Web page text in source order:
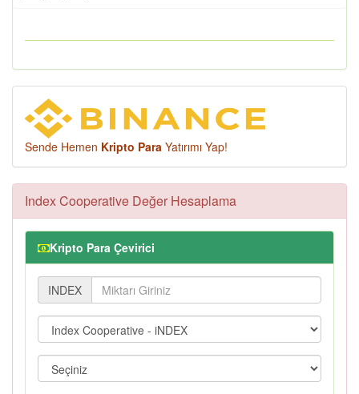
Sende Hemen Kripto Para Yatırımı Yap!
Index Cooperative Değer Hesaplama
Kripto Para Çevirici
INDEX